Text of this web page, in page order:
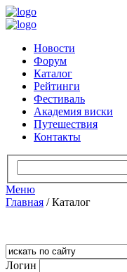
Новости
Форум
Каталог
Рейтинги
Фестиваль
Академия виски
Путешествия
Контакты
Меню
Главная /Каталог
Логин